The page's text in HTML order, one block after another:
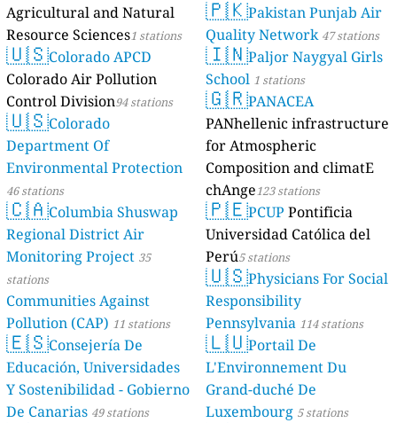
Agricultural and Natural
Resource Sciences1 stations
🇺🇸Colorado APCD
Colorado Air Pollution
Control Division94 stations
🇺🇸Colorado
Department Of
Environmental Protection
46 stations
🇨🇦Columbia Shuswap
Regional District Air
Monitoring Project 35
stations
Communities Against
Pollution (CAP) 11 stations
🇪🇸Consejería De
Educación, Universidades
Y Sostenibilidad - Gobierno
De Canarias 49 stations
🇵🇰Pakistan Punjab Air
Quality Network 47 stations
🇮🇳Paljor Naygyal Girls
School 1 stations
🇬🇷PANACEA
PANhellenic infrastructure
for Atmospheric
Composition and climatE
chAnge123 stations
🇵🇪PCUP Pontificia
Universidad Católica del
Perú5 stations
🇺🇸Physicians For Social
Responsibility
Pennsylvania 114 stations
🇱🇺Portail De
L'Environnement Du
Grand-duché De
Luxembourg 5 stations